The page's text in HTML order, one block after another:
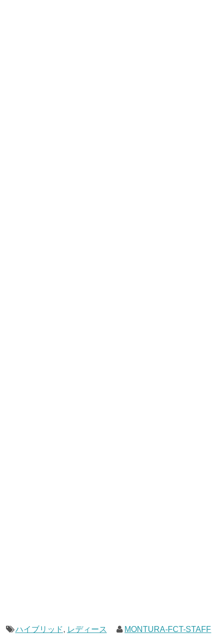
ハイブリッド, レディース MONTURA-FCT-STAFF